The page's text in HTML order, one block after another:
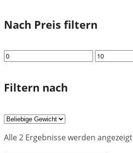
Nach Preis filtern
Min.
Max.
Filtern nach
Alle 2 Ergebnisse werden angezeigt